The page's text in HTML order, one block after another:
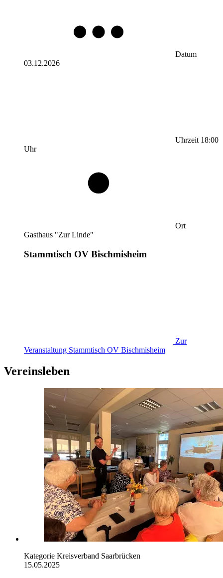
Datum
03.12.2026
Uhrzeit 18:00
Uhr
Ort
Gasthaus "Zur Linde"
Stammtisch OV Bischmisheim
Zur
Veranstaltung Stammtisch OV Bischmisheim
Vereinsleben
Kategorie Kreisverband Saarbrücken
15.05.2025